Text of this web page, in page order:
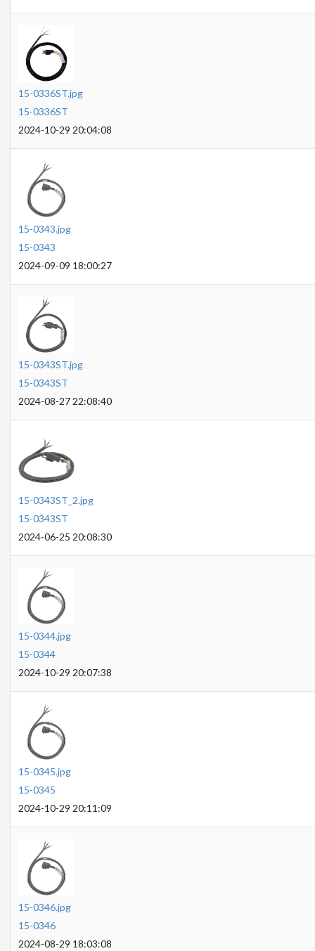
15-0336ST.jpg
15-0336ST
2024-10-29 20:04:08
15-0343.jpg
15-0343
2024-09-09 18:00:27
15-0343ST.jpg
15-0343ST
2024-08-27 22:08:40
15-0343ST_2.jpg
15-0343ST
2024-06-25 20:08:30
15-0344.jpg
15-0344
2024-10-29 20:07:38
15-0345.jpg
15-0345
2024-10-29 20:11:09
15-0346.jpg
15-0346
2024-08-29 18:03:08